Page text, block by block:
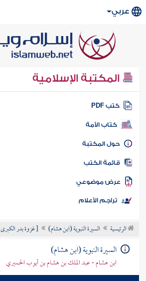
عربي
المكتبة الإسلامية
كتب PDF
كتاب الأمة
المكتبة
الكتب
موضوعي
تراجم الأعلام
الرئيسية السيرة النبوية (ابن هشام) [ غزوة بدر الكبرى
السيرة النبوية (ابن هشام)
ابن هشام - عبد الملك بن هشام بن أيوب الحميري